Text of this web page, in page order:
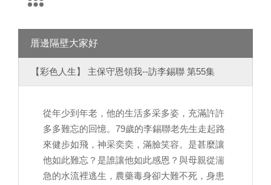
厝邊隔壁大家好
【彩色人生】 主保守恩領我--訪李錫聯 第55集
從年少到年老，他的生活多采多姿，充滿許許
多多難忘的回憶。79歲的李錫聯老先生走起路
來健步如飛，神采奕奕，滿臉笑容。是甚麼讓
他如此難忘？是誰讓他如此感恩？與母親從湍
急的水流裡逃生，農藥毒身卻大難不死，身患